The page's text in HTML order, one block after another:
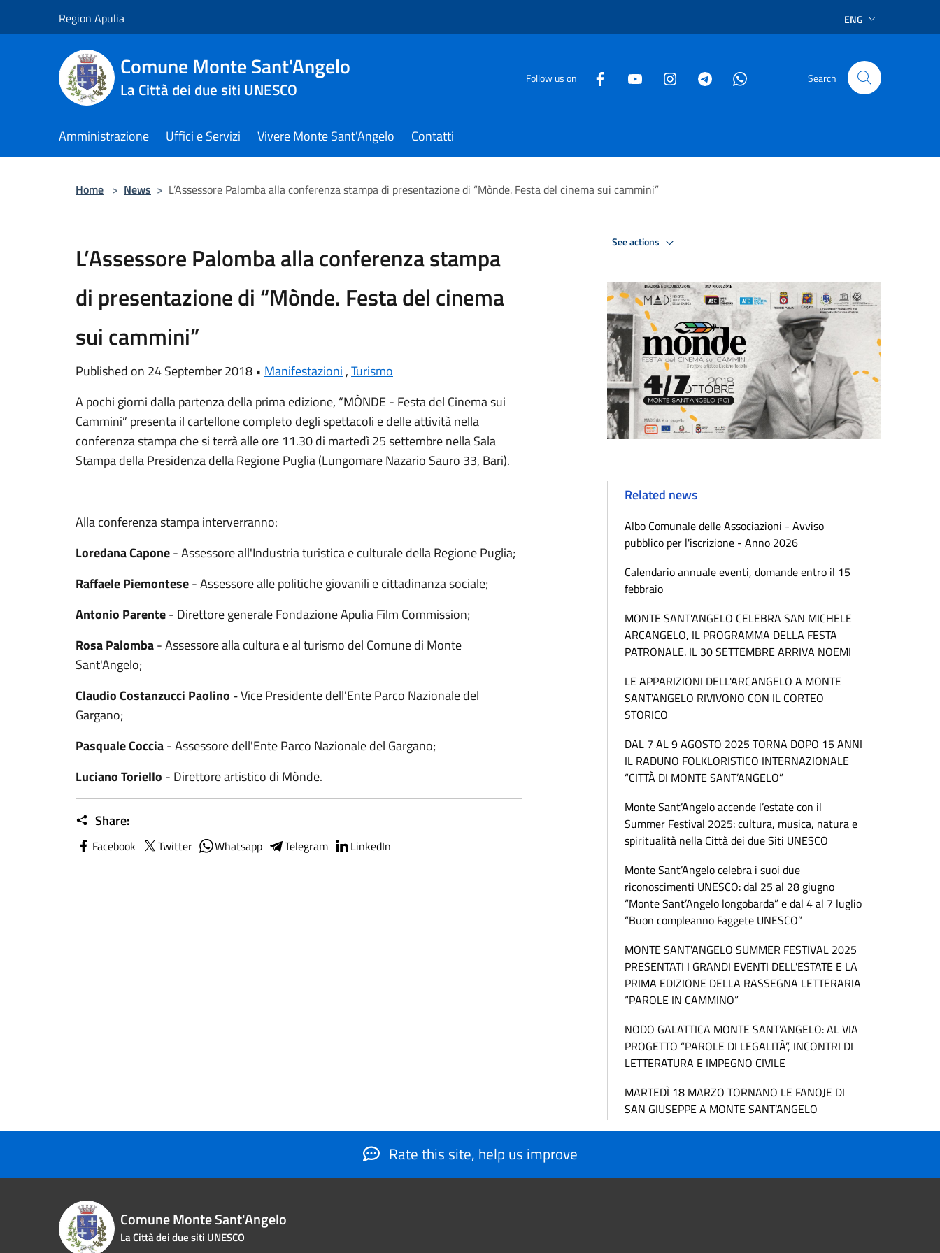
Region Apulia ENG
Comune Monte Sant'Angelo
La Città dei due siti UNESCO
Follow us on Search
Amministrazione Uffici e Servizi Vivere Monte Sant'Angelo Contatti
Home > News > L’Assessore Palomba alla conferenza stampa di presentazione di “Mònde. Festa del cinema sui cammini”
L’Assessore Palomba alla conferenza stampa
di presentazione di “Mònde. Festa del cinema
sui cammini”
Published on 24 September 2018 • Manifestazioni ,Turismo
A pochi giorni dalla partenza della prima edizione, “MÒNDE - Festa del Cinema sui
Cammini” presenta il cartellone completo degli spettacoli e delle attività nella
conferenza stampa che si terrà alle ore 11.30 di martedì 25 settembre nella Sala
Stampa della Presidenza della Regione Puglia (Lungomare Nazario Sauro 33, Bari).
Alla conferenza stampa interverranno:
Loredana Capone- Assessore all'Industria turistica e culturale della Regione Puglia;
Raffaele Piemontese- Assessore alle politiche giovanili e cittadinanza sociale;
Antonio Parente- Direttore generale Fondazione Apulia Film Commission;
Rosa Palomba- Assessore alla cultura e al turismo del Comune di Monte
Sant'Angelo;
Claudio Costanzucci Paolino -Vice Presidente dell'Ente Parco Nazionale del
Gargano;
Pasquale Coccia- Assessore dell'Ente Parco Nazionale del Gargano;
Luciano Toriello - Direttore artistico di Mònde.
Share:
Facebook Twitter Whatsapp Telegram LinkedIn
See actions
Related news
Albo Comunale delle Associazioni - Avviso
pubblico per l'iscrizione - Anno 2026
Calendario annuale eventi, domande entro il 15
febbraio
MONTE SANT'ANGELO CELEBRA SAN MICHELE
ARCANGELO, IL PROGRAMMA DELLA FESTA
PATRONALE. IL 30 SETTEMBRE ARRIVA NOEMI
LE APPARIZIONI DELL'ARCANGELO A MONTE
SANT'ANGELO RIVIVONO CON IL CORTEO
STORICO
DAL 7 AL 9 AGOSTO 2025 TORNA DOPO 15 ANNI
IL RADUNO FOLKLORISTICO INTERNAZIONALE
“CITTÀ DI MONTE SANT’ANGELO”
Monte Sant’Angelo accende l’estate con il
Summer Festival 2025: cultura, musica, natura e
spiritualità nella Città dei due Siti UNESCO
Monte Sant’Angelo celebra i suoi due
riconoscimenti UNESCO: dal 25 al 28 giugno
“Monte Sant’Angelo longobarda” e dal 4 al 7 luglio
“Buon compleanno Faggete UNESCO”
MONTE SANT'ANGELO SUMMER FESTIVAL 2025
PRESENTATI I GRANDI EVENTI DELL'ESTATE E LA
PRIMA EDIZIONE DELLA RASSEGNA LETTERARIA
“PAROLE IN CAMMINO”
NODO GALATTICA MONTE SANT’ANGELO: AL VIA
PROGETTO “PAROLE DI LEGALITÀ”, INCONTRI DI
LETTERATURA E IMPEGNO CIVILE
MARTEDÌ 18 MARZO TORNANO LE FANOJE DI
SAN GIUSEPPE A MONTE SANT’ANGELO
Rate this site, help us improve
Comune Monte Sant'Angelo
La Città dei due siti UNESCO